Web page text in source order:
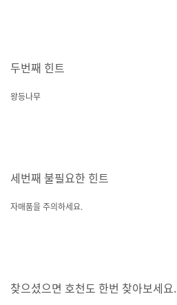
두번째 힌트
왕등나무
세번째 불필요한 힌트
자매품을 주의하세요.
찾으셨으면 호천도 한번 찾아보세요.